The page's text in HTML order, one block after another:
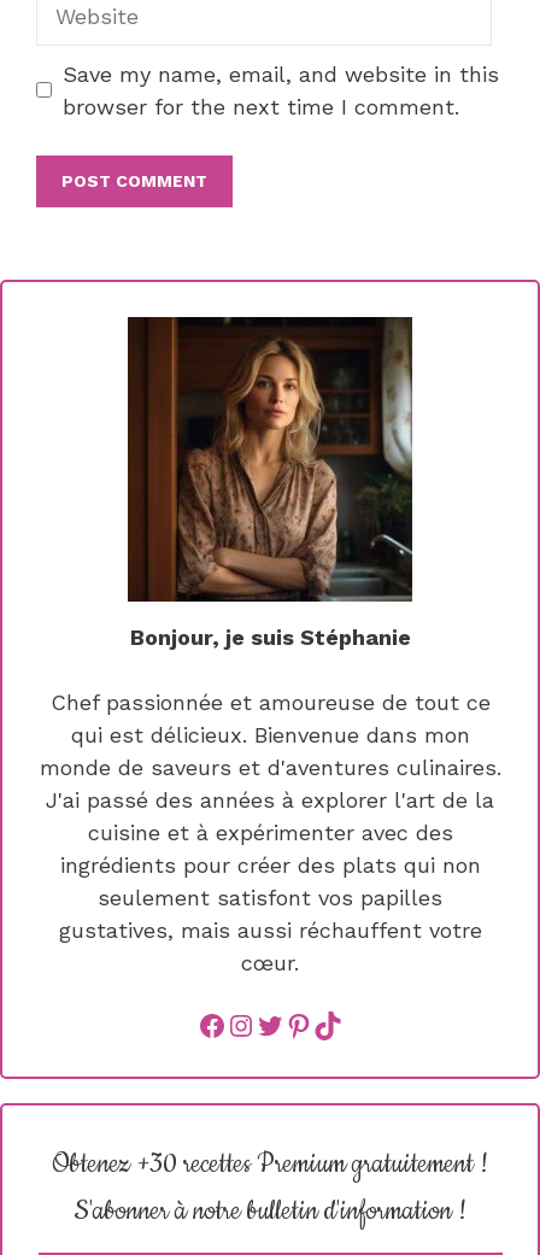
Save my name, email, and website in this
browser for the next time I comment.
Bonjour, je suis Stéphanie
Chef passionnée et amoureuse de tout ce
qui est délicieux. Bienvenue dans mon
monde de saveurs et d'aventures culinaires.
J'ai passé des années à explorer l'art de la
cuisine et à expérimenter avec des
ingrédients pour créer des plats qui non
seulement satisfont vos papilles
gustatives, mais aussi réchauffent votre
cœur.
Facebook
instagram
Twitter
Pinterest
TikTok
Obtenez +30 recettes Premium gratuitement !
S'abonner à notre bulletin d'information !